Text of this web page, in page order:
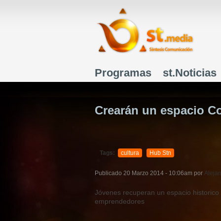
Menú principal
Programas st.Noticias
Crearán un espacio
Tags: cultura Hub Stn
Publicado 20 Marzo 2014 - 10:06am por
Jóvenes recuperan un espacio
emprendedores